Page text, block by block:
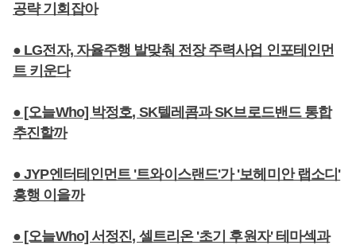
공략 기회잡아
● LG전자, 자율주행 발맞춰 전장 주력사업 인포테인먼
트 키운다
● [오늘Who] 박정호, SK텔레콤과 SK브로드밴드 통합
추진할까
● JYP엔터테인먼트 '트와이스랜드'가 '보헤미안 랩소디'
흥행 이을까
● [오늘Who] 서정진, 셀트리온 '초기 후원자' 테마섹과